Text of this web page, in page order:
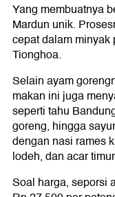
Yang membuatnya
Mardun unik.
cepat dalam
Tionghoa.
Selain ayam
makan ini juga
seperti tahu
goreng, hingga
dengan nasi rames
lodeh, dan acar
Soal harga, seporsi